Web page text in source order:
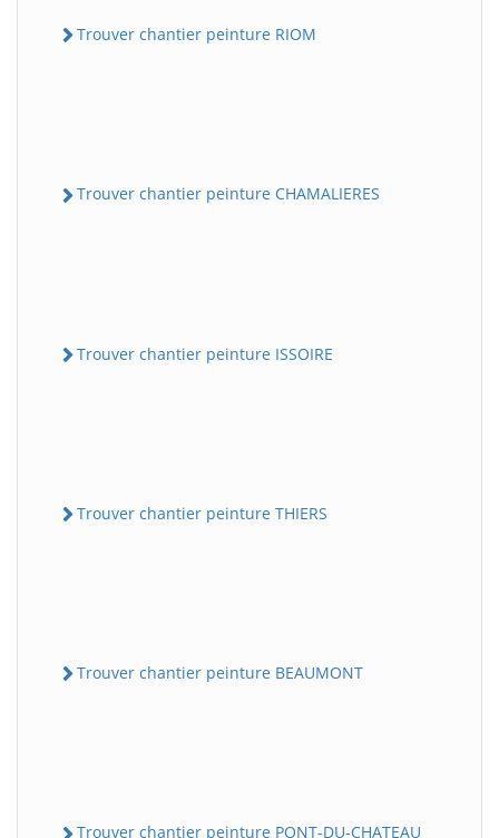
Trouver chantier peinture RIOM
Trouver chantier peinture CHAMALIERES
Trouver chantier peinture ISSOIRE
Trouver chantier peinture THIERS
Trouver chantier peinture BEAUMONT
Trouver chantier peinture PONT-DU-CHATEAU